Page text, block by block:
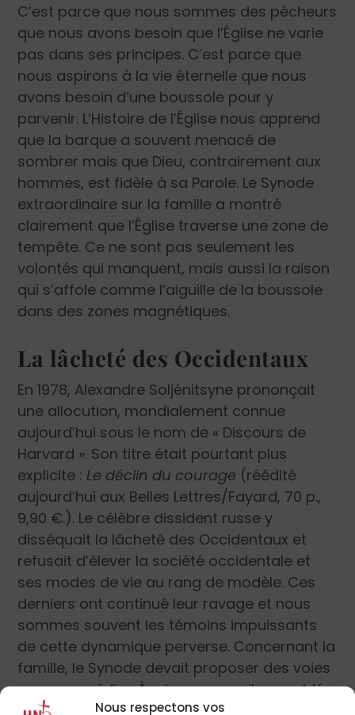
Nous respectons vos
C’est parce que nous sommes des pécheurs
que nous avons besoin que l’Église ne varie
pas dans ses principes. C’est parce que
nous aspirons à la vie éternelle que nous
avons besoin d’une boussole pour y
parvenir. L’Histoire de l’Église nous apprend
que la barque a souvent menacé de
sombrer mais que Dieu, contrairement aux
hommes, est fidèle à sa Parole. Le Synode
extraordinaire sur la famille a montré
clairement que l’Église traverse une zone de
tempête. Ce ne sont pas seulement les
volontés qui manquent, mais aussi la raison
qui s’affole comme l’aiguille de la boussole
dans des zones magnétiques.
La lâcheté des Occidentaux
En 1978, Alexandre Soljénitsyne prononçait
une allocution, mondialement connue
aujourd’hui sous le nom de « Discours de
Harvard ». Son titre était pourtant plus
explicite : Le déclin du courage (réédité
aujourd’hui aux Belles Lettres/Fayard, 70 p.,
9,90 €.). Le célèbre dissident russe y
disséquait la lâcheté des Occidentaux et
refusait d’élever la société occidentale et
ses modes de vie au rang de modèle. Ces
derniers ont continué leur ravage et nous
sommes souvent les témoins impuissants
de cette dynamique perverse. Concernant la
famille, le Synode devait proposer des voies
pour y remédier. À mi-parcours, il a semblé
vaciller et, sous le « primat du pastoral », se